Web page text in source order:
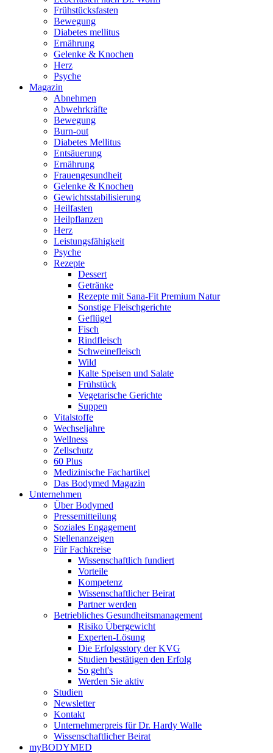
Frühstücksfasten
Bewegung
Diabetes mellitus
Ernährung
Gelenke & Knochen
Herz
Psyche
Magazin
Abnehmen
Abwehrkräfte
Bewegung
Burn-out
Diabetes Mellitus
Entsäuerung
Ernährung
Frauengesundheit
Gelenke & Knochen
Gewichtsstabilisierung
Heilfasten
Heilpflanzen
Herz
Leistungsfähigkeit
Psyche
Rezepte
Dessert
Getränke
Rezepte mit Sana-Fit Premium Natur
Sonstige Fleischgerichte
Geflügel
Fisch
Rindfleisch
Schweinefleisch
Wild
Kalte Speisen und Salate
Frühstück
Vegetarische Gerichte
Suppen
Vitalstoffe
Wechseljahre
Wellness
Zellschutz
60 Plus
Medizinische Fachartikel
Das Bodymed Magazin
Unternehmen
Über Bodymed
Pressemitteilung
Soziales Engagement
Stellenanzeigen
Für Fachkreise
Wissenschaftlich fundiert
Vorteile
Kompetenz
Wissenschaftlicher Beirat
Partner werden
Betriebliches Gesundheitsmanagement
Risiko Übergewicht
Experten-Lösung
Die Erfolgsstory der KVG
Studien bestätigen den Erfolg
So geht's
Werden Sie aktiv
Studien
Newsletter
Kontakt
Unternehmerpreis für Dr. Hardy Walle
Wissenschaftlicher Beirat
myBODYMED